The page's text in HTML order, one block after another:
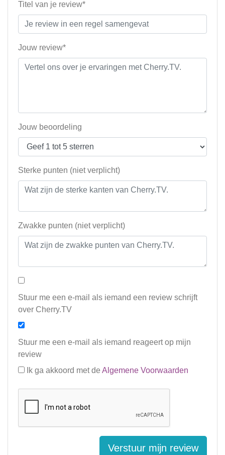
Titel van je review*
Jouw review*
Jouw beoordeling
Sterke punten (niet verplicht)
Zwakke punten (niet verplicht)
Stuur me een e-mail als iemand een review schrijft
over Cherry.TV
Stuur me een e-mail als iemand reageert op mijn
review
Ik ga akkoord met de Algemene Voorwaarden
Verstuur mijn review